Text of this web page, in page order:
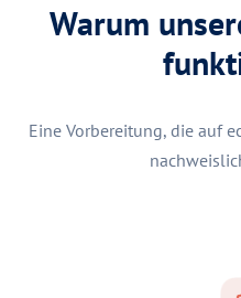
Warum
Eine Vorbereitung, die auf